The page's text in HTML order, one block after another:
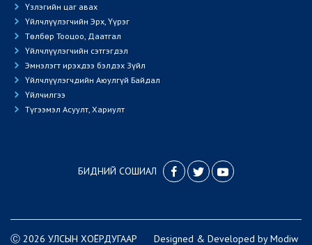
Үзлэгийн цаг авах
Үйлчлүүлэгчийн Эрх, Үүрэг
Төлбөр Тооцоо, Даатгал
Үйлчлүүлэгчийн сэтгэгдэл
Эмнэлэгт ирэхдээ бэлдэх Зүйл
Үйлчлүүлэгчдийн Аюулгүй Байдал
Үйлчилгээ
Түгээмэл Асуулт, Хариулт
БИДНИЙ СОШИАЛ
Ⓒ 2026 УЛСЫН ХОЁРДУГААР Designed & Developed byModiw